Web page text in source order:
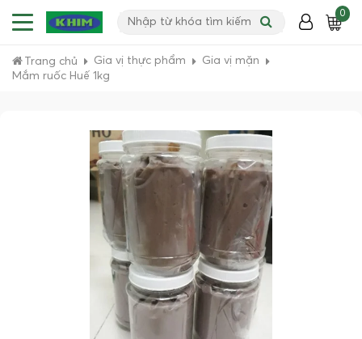
0
Trang chủ Gia vị thực phẩm
Gia vị mặn
Mắm ruốc Huế 1kg